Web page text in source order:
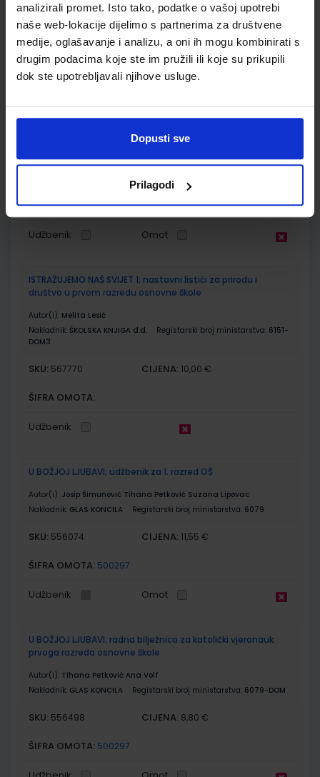
analizirali promet. Isto tako, podatke o vašoj upotrebi
naše web-lokacije dijelimo s partnerima za društvene
medije, oglašavanje i analizu, a oni ih mogu kombinirati s
drugim podacima koje ste im pružili ili koje su prikupili
dok ste upotrebljavali njihove usluge.
Dopusti sve
Prilagodi
ŠIFRA OMOTA:500239
Udžbenik Omot
ŠKOLSKA KNJIGA d.d. Registarski broj ministarstva:
ŠIFRA OMOTA:500239
Udžbenik Omot
ISTRAŽUJEMO NAŠ SVIJET 1; nastavni listići za prirodu i
društvo u prvom razredu osnovne škole
Autor(i): Melita Lesić
Nakladnik: ŠKOLSKA KNJIGA d.d. Registarski broj ministarstva: 6151-
DOM3
SKU: 567770 CIJENA: 10,00 €
ŠIFRA OMOTA:
Udžbenik
U BOŽJOJ LJUBAVI; udžbenik za 1. razred OŠ
Autor(i): Josip Šimunović Tihana Petković Suzana Lipovac
Nakladnik: GLAS KONCILA Registarski broj ministarstva: 6079
SKU: 556074 CIJENA: 11,55 €
ŠIFRA OMOTA: 500297
Udžbenik Omot
U BOŽJOJ LJUBAVI; radna bilježnica za katolički vjeronauk
prvoga razreda osnovne škole
Autor(i): Tihana Petković Ana Volf
Nakladnik: GLAS KONCILA Registarski broj ministarstva: 6079-DOM
SKU: 556498 CIJENA: 8,80 €
ŠIFRA OMOTA: 500297